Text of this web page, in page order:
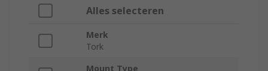
Alles selecteren
Merk
Tork
Mount Type